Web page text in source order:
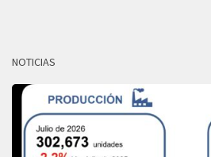
NOTICIAS